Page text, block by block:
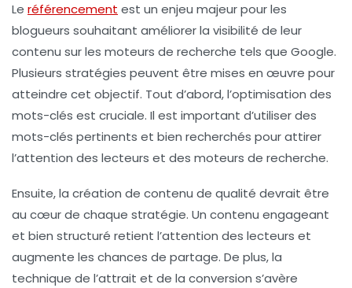
Le référencement est un enjeu majeur pour les
blogueurs souhaitant améliorer la visibilité de leur
contenu sur les moteurs de recherche tels que Google.
Plusieurs stratégies peuvent être mises en œuvre pour
atteindre cet objectif. Tout d’abord, l’optimisation des
mots-clés est cruciale. Il est important d’utiliser des
mots-clés pertinents et bien recherchés pour attirer
l’attention des lecteurs et des moteurs de recherche.
Ensuite, la création de contenu de qualité devrait être
au cœur de chaque stratégie. Un contenu engageant
et bien structuré retient l’attention des lecteurs et
augmente les chances de partage. De plus, la
technique de l’attrait et de la conversion s’avère